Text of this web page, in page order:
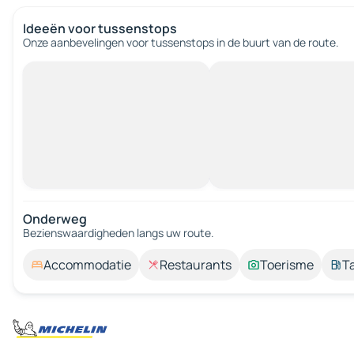
Ideeën voor tussenstops
Onze aanbevelingen voor tussenstops in de buurt van de route.
Onderweg
Bezienswaardigheden langs uw route.
Accommodatie Restaurants Toerisme